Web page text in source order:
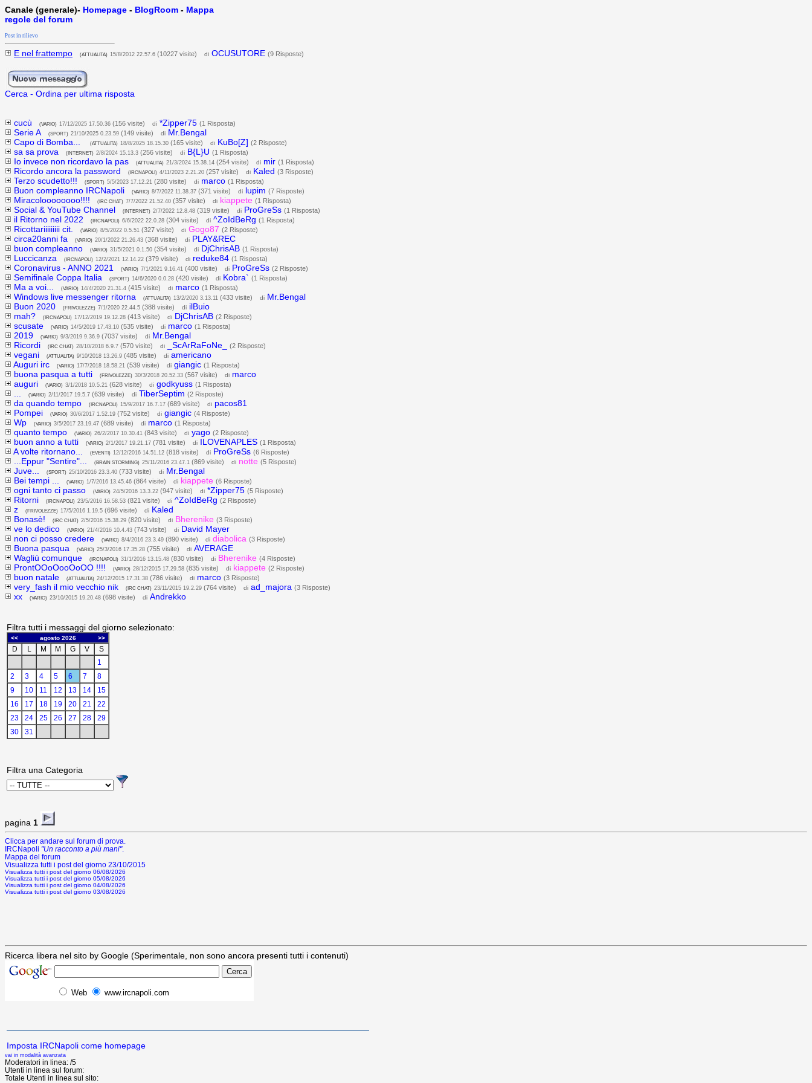
Canale (generale)- Homepage - BlogRoom - Mappa
regole del forum
Post in rilievo
E nel frattempo (ATTUALITA) 15/8/2012 22.57.6 (10227 visite) di OCUSUTORE (9 Risposte)
Cerca - Ordina per ultima risposta
cucù (VARIO) 17/12/2025 17.50.36 (156 visite) di *Zipper75 (1 Risposta)
Serie A (SPORT) 21/10/2025 0.23.59 (149 visite) di Mr.Bengal
Capo di Bomba...
(ATTUALITA) 18/8/2025 18.15.30 (165 visite) di KuBo[Z] (2 Risposte)
sa sa prova (INTERNET) 2/8/2024 15.13.3 (256 visite) di B{L}U (1 Risposta)
Io invece non ricordavo la pas (ATTUALITA) 21/3/2024 15.38.14 (254 visite) di mir (1 Risposta)
Ricordo ancora la password (IRCNAPOLI) 4/11/2023 2.21.20 (257 visite) di Kaled (3 Risposte)
Terzo scudetto!!! (SPORT) 5/5/2023 17.12.21 (280 visite) di marco (1 Risposta)
Buon compleanno IRCNapoli (VARIO) 8/7/2022 11.38.37 (371 visite) di lupim (7 Risposte)
Miracoloooooooo!!!! (IRC CHAT) 7/7/2022 21.52.40 (357 visite) di kiappete (1 Risposta)
Social & YouTube Channel (INTERNET) 2/7/2022 12.8.48 (319 visite) di ProGreSs (1 Risposta)
il Ritorno nel 2022 (IRCNAPOLI) 6/6/2022 22.0.28 (304 visite) di ^ZoIdBeRg (1 Risposta)
Ricottariiiiiiiii cit. (VARIO) 8/5/2022 0.5.51 (327 visite) di Gogo87 (2 Risposte)
circa20anni fa (VARIO) 20/1/2022 21.26.43 (368 visite) di PLAY&REC
buon compleanno
(VARIO) 31/5/2021 0.1.50 (354 visite) di DjChrisAB (1 Risposta)
Luccicanza (IRCNAPOLI) 12/2/2021 12.14.22 (379 visite) di reduke84 (1 Risposta)
Coronavirus - ANNO 2021 (VARIO) 7/1/2021 9.16.41 (400 visite) di ProGreSs (2 Risposte)
Semifinale Coppa Italia (SPORT) 14/6/2020 0.0.28 (420 visite) di Kobra` (1 Risposta)
Ma a voi... (VARIO) 14/4/2020 21.31.4 (415 visite) di marco (1 Risposta)
Windows live messenger ritorna (ATTUALITA) 13/2/2020 3.13.11 (433 visite) di Mr.Bengal
Buon 2020
(FRIVOLEZZE) 7/1/2020 22.44.5 (388 visite) di ilBuio
mah?
(IRCNAPOLI) 17/12/2019 19.12.28 (413 visite) di DjChrisAB (2 Risposte)
scusate (VARIO) 14/5/2019 17.43.10 (535 visite) di marco (1 Risposta)
2019 (VARIO) 9/3/2019 9.36.9 (7037 visite) di Mr.Bengal
Ricordi
(IRC CHAT) 28/10/2018 6.9.7 (570 visite) di _ScArRaFoNe_ (2 Risposte)
vegani (ATTUALITA) 9/10/2018 13.26.9 (485 visite) di americano
Auguri irc
(VARIO) 17/7/2018 18.58.21 (539 visite) di giangic (1 Risposta)
buona pasqua a tutti (FRIVOLEZZE) 30/3/2018 20.52.33 (567 visite) di marco
auguri
(VARIO) 3/1/2018 10.5.21 (628 visite) di godkyuss (1 Risposta)
(VARIO) 2/11/2017 19.5.7 (639 visite) di TiberSeptim (2 Risposte)
da quando tempo (IRCNAPOLI) 15/9/2017 16.7.17 (689 visite) di pacos81
Pompei
(VARIO) 30/6/2017 1.52.19 (752 visite) di giangic (4 Risposte)
Wp (VARIO) 3/5/2017 23.19.47 (689 visite) di marco (1 Risposta)
quanto tempo (VARIO) 26/2/2017 10.30.41 (843 visite) di yago (2 Risposte)
buon anno a tutti (VARIO) 2/1/2017 19.21.17 (781 visite) di ILOVENAPLES (1 Risposta)
A volte ritornano... (EVENTI) 12/12/2016 14.51.12 (818 visite) di ProGreSs (6 Risposte)
...Eppur "Sentire"... (BRAIN STORMING) 25/11/2016 23.47.1 (869 visite) di notte (5 Risposte)
Juve... (SPORT) 25/10/2016 23.3.40 (733 visite) di Mr.Bengal
Bei tempi ...
(VARIO) 1/7/2016 13.45.46 (864 visite) di kiappete (6 Risposte)
ogni tanto ci passo (VARIO) 24/5/2016 13.3.22 (947 visite) di *Zipper75 (5 Risposte)
Ritorni (IRCNAPOLI) 23/5/2016 16.58.53 (821 visite) di ^ZoIdBeRg (2 Risposte)
z (FRIVOLEZZE) 17/5/2016 1.19.5 (696 visite) di Kaled
Bonasè!
(IRC CHAT) 2/5/2016 15.38.29 (820 visite) di Bherenike (3 Risposte)
ve lo dedico (VARIO) 21/4/2016 10.4.43 (743 visite) di David Mayer
non ci posso credere
(VARIO) 8/4/2016 23.3.49 (890 visite) di diabolica (3 Risposte)
Buona pasqua (VARIO) 25/3/2016 17.35.28 (755 visite) di AVERAGE
Wagliù comunque
(IRCNAPOLI) 31/1/2016 13.15.48 (830 visite) di Bherenike (4 Risposte)
ProntOOoOooOoOO !!!! (VARIO) 28/12/2015 17.29.58 (835 visite) di kiappete (2 Risposte)
buon natale (ATTUALITA) 24/12/2015 17.31.38 (786 visite) di marco (3 Risposte)
very_fash il mio vecchio nik (IRC CHAT) 23/11/2015 19.2.29 (764 visite) di ad_majora (3 Risposte)
xx (VARIO) 23/10/2015 19.20.48 (698 visite) di Andrekko
Filtra tutti i messaggi del giorno selezionato:
Filtra una Categoria
pagina 1
Clicca per andare sul forum di prova.
IRCNapoli "Un racconto a più mani".
Mappa del forum
Visualizza tutti i post del giorno 23/10/2015
Visualizza tutti i post del giorno 06/08/2026
Visualizza tutti i post del giorno 05/08/2026
Visualizza tutti i post del giorno 04/08/2026
Visualizza tutti i post del giorno 03/08/2026
Ricerca libera nel sito by Google (Sperimentale, non sono ancora presenti tutti i contenuti)
Web www.ircnapoli.com
Imposta IRCNapoli come homepage
vai in modalità avanzata
Moderatori in linea: /5
Utenti in linea sul forum:
Totale Utenti in linea sul sito: